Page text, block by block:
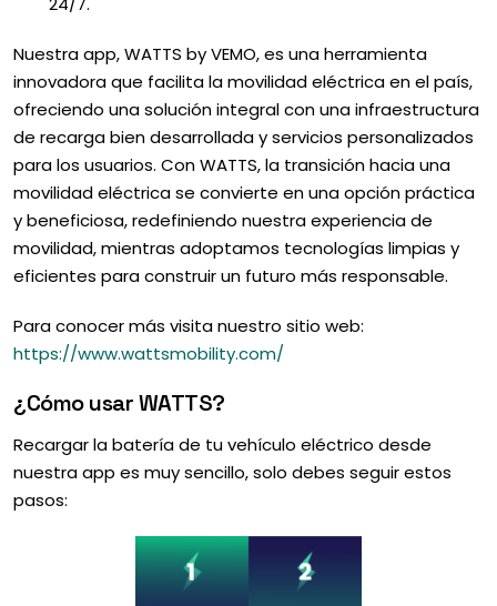
Nuestra app, WATTS by VEMO, es una herramienta
innovadora que facilita la movilidad eléctrica en el país,
ofreciendo una solución integral con una infraestructura
de recarga bien desarrollada y servicios personalizados
para los usuarios. Con WATTS, la transición hacia una
movilidad eléctrica se convierte en una opción práctica
y beneficiosa, redefiniendo nuestra experiencia de
movilidad, mientras adoptamos tecnologías limpias y
eficientes para construir un futuro más responsable.
Para conocer más visita nuestro sitio web:
https://www.wattsmobility.com/
¿Cómo usar WATTS?
Recargar la batería de tu vehículo eléctrico desde
nuestra app es muy sencillo, solo debes seguir estos
pasos: